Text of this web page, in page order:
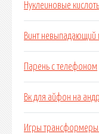
Нуклеиновые
Винт невыпадающий
Парень с телефоном
Вк для айфон на
Игры трансформеры